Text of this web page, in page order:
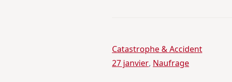
Catastrophe & Accident
27 janvier, Naufrage